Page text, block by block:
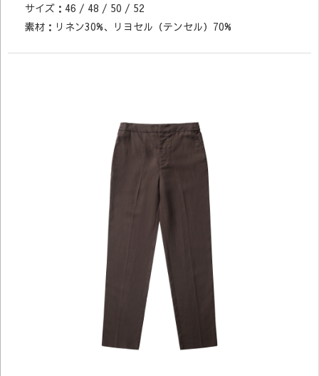
サイズ：46 / 48 / 50 / 52
素材：リネン30%、リヨセル（テンセル）70%